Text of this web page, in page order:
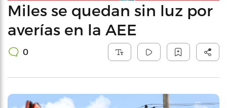
Miles se quedan sin luz por
averías en la AEE
0